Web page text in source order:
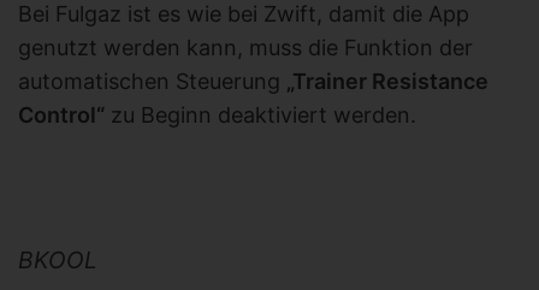
Bei Fulgaz ist es wie bei Zwift, damit die App
genutzt werden kann, muss die Funktion der
automatischen Steuerung „Trainer Resistance
Control“ zu Beginn deaktiviert werden.
BKOOL